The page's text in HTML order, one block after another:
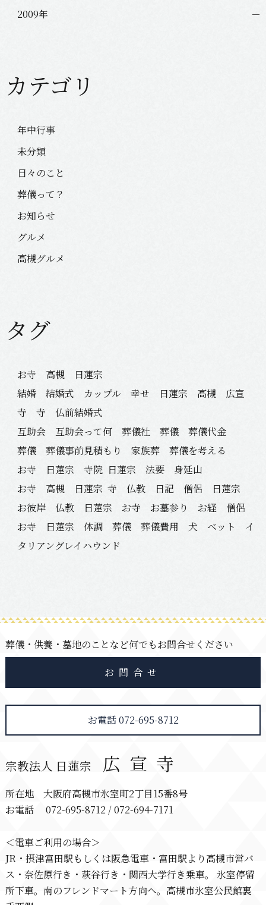
2009年
カテゴリ
年中行事
未分類
日々のこと
葬儀って？
お知らせ
グルメ
高槻グルメ
タグ
お寺 高槻 日蓮宗
結婚 結婚式 カップル 幸せ 日蓮宗 高槻 広宣
寺 寺 仏前結婚式
互助会 互助会って何 葬儀社 葬儀 葬儀代金
葬儀 葬儀事前見積もり 家族葬 葬儀を考える
お寺 日蓮宗 寺院 日蓮宗 法要 身延山
お寺 高槻 日蓮宗 寺 仏教 日記 僧侶 日蓮宗
お彼岸 仏教 日蓮宗 お寺 お墓参り お経 僧侶
お寺 日蓮宗 体調 葬儀 葬儀費用 犬 ベット イ
タリアングレイハウンド
葬儀・供養・墓地のことなど何でもお問合せください
お問合せ
お電話 072-695-8712
宗教法人 日蓮宗 広宣寺
所在地 大阪府高槻市氷室町2丁目15番8号
お電話 072-695-8712 / 072-694-7171
＜電車ご利用の場合＞
JR・摂津富田駅もしくは阪急電車・富田駅より高槻市営バ
ス・奈佐原行き・萩谷行き・関西大学行き乗車。 氷室停留
所下車。南のフレンドマート方向へ。高槻市氷室公民館裏